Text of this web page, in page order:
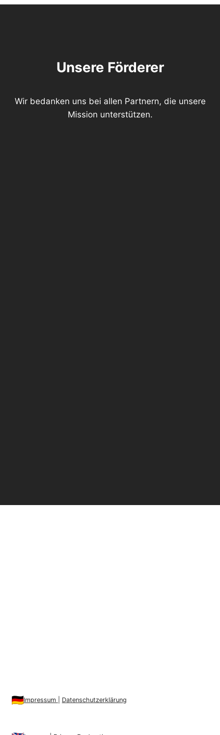
Unsere Förderer
Wir bedanken uns bei allen Partnern, die unsere
Mission unterstützen.
Impressum Datenschutzerklärung